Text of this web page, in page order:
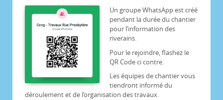
Un groupe WhatsApp est créé
pendant la durée du chantier
pour l’information des
riverains.
Pour le rejoindre, flashez le
QR Code ci contre.
Les équipes de chantier vous
tiendront informé du
déroulement et de l’organisation des travaux.